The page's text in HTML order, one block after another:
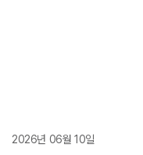
2026년 06월 10일